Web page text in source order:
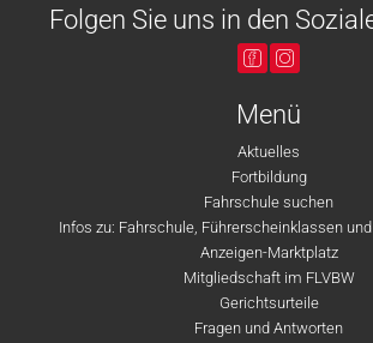
Folgen Sie uns in den
Menü
Aktuelles
Fortbildung
Fahrschule suchen
Infos zu: Fahrschule, Führerscheinklassen
Anzeigen-Marktplatz
Mitgliedschaft im FLVBW
Gerichtsurteile
Fragen und Antworten